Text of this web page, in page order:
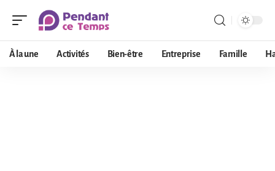
À la une Activités Bien-être Entreprise Famille